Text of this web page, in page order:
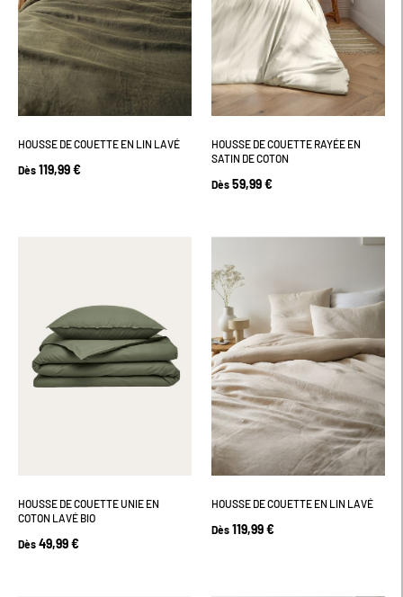
HOUSSE DE COUETTE EN LIN LAVÉ
Dès 119,99 €
HOUSSE DE COUETTE RAYÉE EN
SATIN DE COTON
Dès 59,99 €
HOUSSE DE COUETTE UNIE EN
COTON LAVÉ BIO
Dès 49,99 €
HOUSSE DE COUETTE EN LIN LAVÉ
Dès 119,99 €